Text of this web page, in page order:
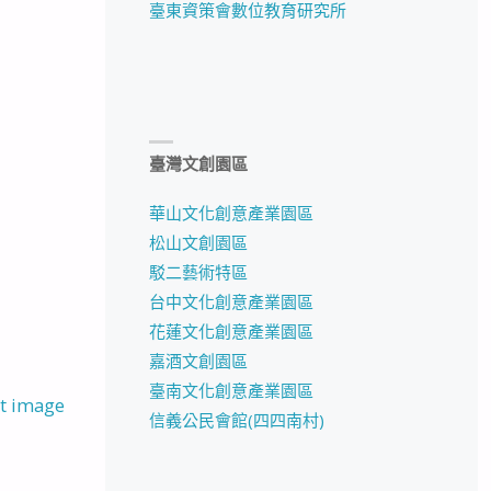
image
臺東資策會數位教育研究所
臺灣文創園區
華山文化創意產業園區
松山文創園區
駁二藝術特區
台中文化創意產業園區
花蓮文化創意產業園區
嘉酒文創園區
臺南文化創意產業園區
信義公民會館(四四南村)